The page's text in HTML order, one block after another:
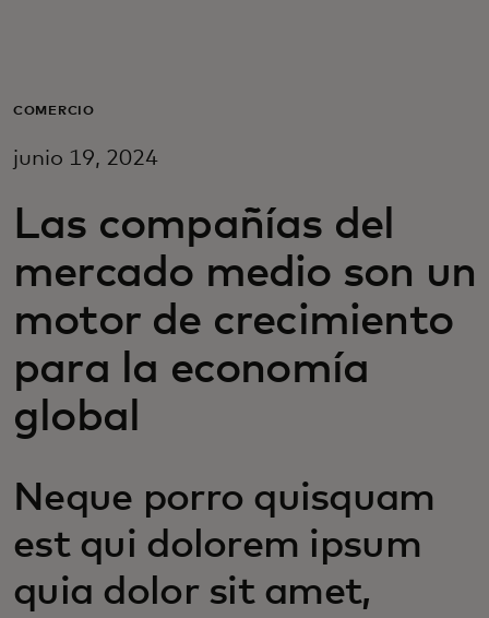
Para empresas
Para innovadores
Noticias y tendencias
COMERCIO
junio 19, 2024
Las compañías del
mercado medio son un
motor de crecimiento
para la economía
global
Neque porro quisquam
est qui dolorem ipsum
quia dolor sit amet,